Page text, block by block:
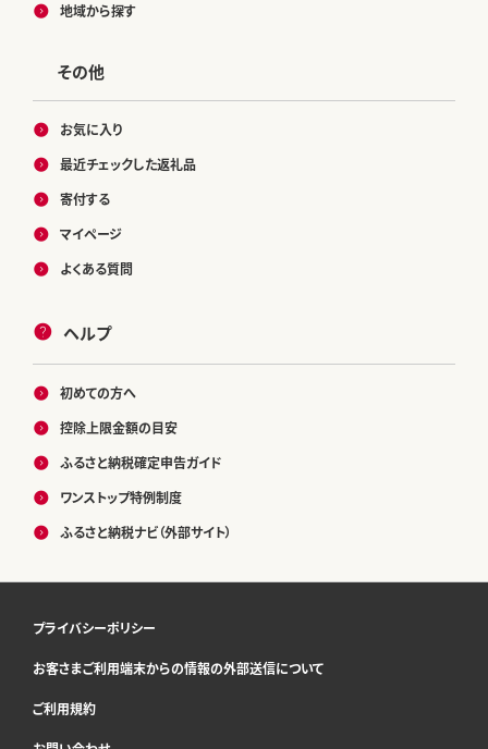
地域から探す
その他
お気に入り
最近チェックした返礼品
寄付する
マイページ
よくある質問
ヘルプ
初めての方へ
控除上限金額の目安
ふるさと納税確定申告ガイド
ワンストップ特例制度
ふるさと納税ナビ（外部サイト）
プライバシーポリシー
お客さまご利用端末からの情報の外部送信について
ご利用規約